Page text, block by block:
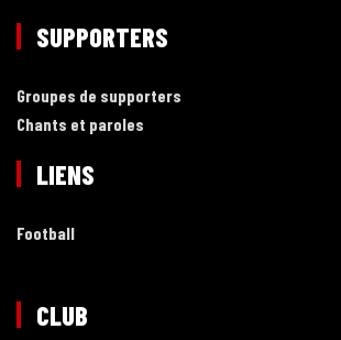
SUPPORTERS
Groupes de supporters
Chants et paroles
LIENS
Football
CLUB